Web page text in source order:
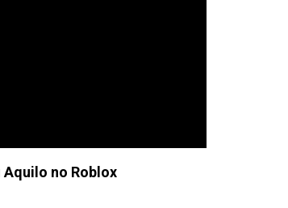
Aquilo no Roblox